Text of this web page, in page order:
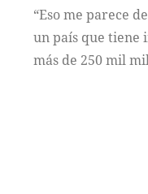
“Eso me parece
un país que tiene
más de 250 mil